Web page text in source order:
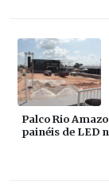
Palco Rio
painéis de LED